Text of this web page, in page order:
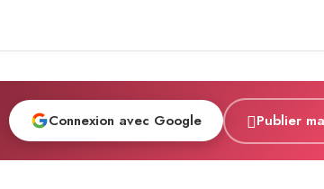
Connexion avec Google Publier